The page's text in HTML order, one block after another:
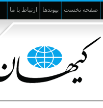
صفحه نخست پیوندها ارتباط با ما